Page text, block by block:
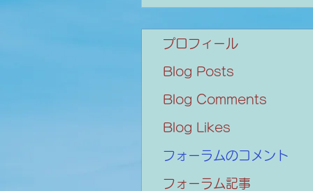
プロフィール
Blog Posts
Blog Comments
Blog Likes
フォーラムのコメント
フォーラム記事